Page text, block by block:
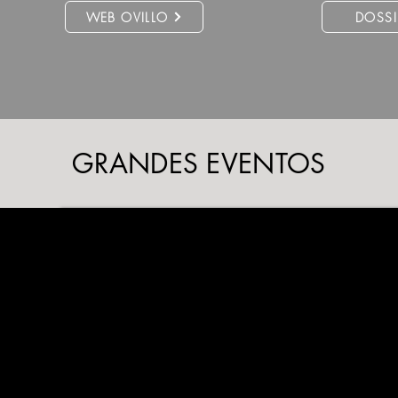
WEB OVILLO
GRANDES EVENTOS